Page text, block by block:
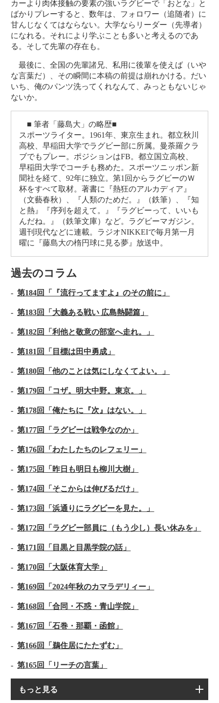
カーより肉体接触の要素の強いラグビーで「おとな」と
ばかりプレーすると、数年は、フォロワー（追随者）に
甘んじなくてはならない。大学ならリーダー（先導者）
になれる。それにより学ぶことも多いと考えるのであ
る。そして先輩の存在も。
最後に、全国の先輩諸兄、私用に後輩を使えば（いや
な言葉だ）、その瞬間に本稿の前提は崩れかける。だい
いち、俺のパンツ洗ってくれなんて、みっともないじゃ
ないか。
■ 筆者「藤島大」の略歴■
スポーツライター。1961年、東京生まれ。都立秋川
高校、早稲田大学でラグビー部に所属。曼荼羅クラ
ブでもプレー。ポジションはFB。都立国立高校、
早稲田大学でコーチも務めた。スポーツニッポン新
聞社を経て、92年に独立。第1回からラグビーのＷ
杯をすべて取材。著書に『熱狂のアルカディア』
（文藝春秋）、『人類のためだ。』（鉄筆）、『知
と熱』『序列を超えて。』『ラグビーって、いいも
んだね。』（鉄筆文庫）など。ラグビーマガジン。
週刊現代などに連載。ラジオNIKKEIで毎月第一月
曜に『藤島大の楕円球に見る夢』放送中。
過去のコラム
第184回「『流行ってますよ』のその前に」
第183回「大義ある戦い 広島熱闘篇」
第182回「利他と敬意の部室へ走れ。」
第181回「目標は田中勇成」
第180回「他のことは気にしなくてよい。」
第179回「コザ。明大中野。東京。」
第178回「俺たちに『次』はない。」
第177回「ラグビーは戦争なのか」
第176回「わたしたちのレフェリー」
第175回「昨日も明日も柳川大樹」
第174回「そこからは伸びるだけ」
第173回「浜通りにラグビーを見た。」
第172回「ラグビー部員に（もう少し）長い休みを」
第171回「目黒と目黒学院の話」
第170回「大阪体育大学」
第169回「2024年秋のカマラデリィー」
第168回「合同・不惑・青山学院」
第167回「石巻・那覇・函館」
第166回「鵜住居にたたずむ」
第165回「リーチの言葉」
もっと見る